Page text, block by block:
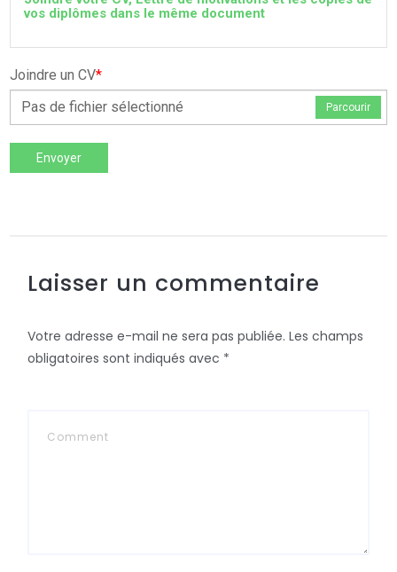
vos diplômes dans le même document
Joindre un CV*
Pas de fichier sélectionné
Parcourir
Envoyer
Laisser un commentaire
Votre adresse e-mail ne sera pas publiée. Les champs
obligatoires sont indiqués avec *